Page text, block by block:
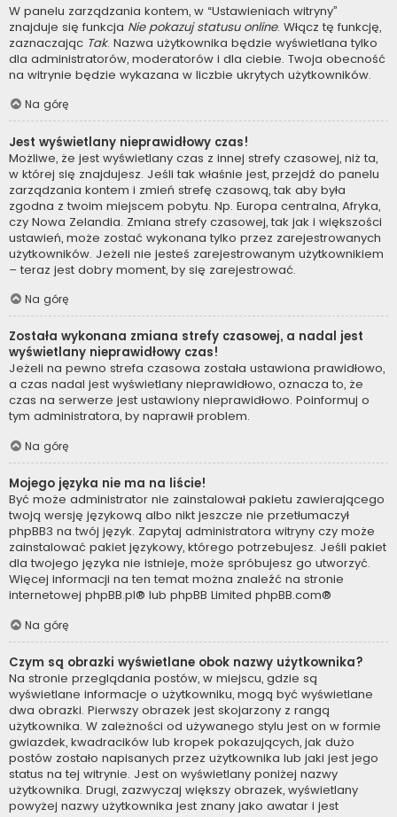
W panelu zarządzania kontem, w “Ustawieniach witryny”
znajduje się funkcja Nie pokazuj statusu online. Włącz tę funkcję,
zaznaczając Tak. Nazwa użytkownika będzie wyświetlana tylko
dla administratorów, moderatorów i dla ciebie. Twoja obecność
na witrynie będzie wykazana w liczbie ukrytych użytkowników.
Na górę
Jest wyświetlany nieprawidłowy czas!
Możliwe, że jest wyświetlany czas z innej strefy czasowej, niż ta,
w której się znajdujesz. Jeśli tak właśnie jest, przejdź do panelu
zarządzania kontem i zmień strefę czasową, tak aby była
zgodna z twoim miejscem pobytu. Np. Europa centralna, Afryka,
czy Nowa Zelandia. Zmiana strefy czasowej, tak jak i większości
ustawień, może zostać wykonana tylko przez zarejestrowanych
użytkowników. Jeżeli nie jesteś zarejestrowanym użytkownikiem
– teraz jest dobry moment, by się zarejestrować.
Na górę
Została wykonana zmiana strefy czasowej, a nadal jest
wyświetlany nieprawidłowy czas!
Jeżeli na pewno strefa czasowa została ustawiona prawidłowo,
a czas nadal jest wyświetlany nieprawidłowo, oznacza to, że
czas na serwerze jest ustawiony nieprawidłowo. Poinformuj o
tym administratora, by naprawił problem.
Na górę
Mojego języka nie ma na liście!
Być może administrator nie zainstalował pakietu zawierającego
twoją wersję językową albo nikt jeszcze nie przetłumaczył
phpBB3 na twój język. Zapytaj administratora witryny czy może
zainstalować pakiet językowy, którego potrzebujesz. Jeśli pakiet
dla twojego języka nie istnieje, może spróbujesz go utworzyć.
Więcej informacji na ten temat można znaleźć na stronie
internetowej phpBB.pl® lub phpBB Limited phpBB.com®
Na górę
Czym są obrazki wyświetlane obok nazwy użytkownika?
Na stronie przeglądania postów, w miejscu, gdzie są
wyświetlane informacje o użytkowniku, mogą być wyświetlane
dwa obrazki. Pierwszy obrazek jest skojarzony z rangą
użytkownika. W zależności od używanego stylu jest on w formie
gwiazdek, kwadracików lub kropek pokazujących, jak dużo
postów zostało napisanych przez użytkownika lub jaki jest jego
status na tej witrynie. Jest on wyświetlany poniżej nazwy
użytkownika. Drugi, zazwyczaj większy obrazek, wyświetlany
powyżej nazwy użytkownika jest znany jako awatar i jest